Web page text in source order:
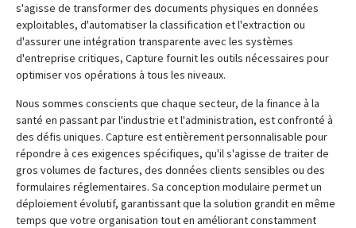
s'agisse de transformer des documents physiques en données
exploitables, d'automatiser la classification et l'extraction ou
d'assurer une intégration transparente avec les systèmes
d'entreprise critiques, Capture fournit les outils nécessaires pour
optimiser vos opérations à tous les niveaux.
Nous sommes conscients que chaque secteur, de la finance à la
santé en passant par l'industrie et l'administration, est confronté à
des défis uniques. Capture est entièrement personnalisable pour
répondre à ces exigences spécifiques, qu'il s'agisse de traiter de
gros volumes de factures, des données clients sensibles ou des
formulaires réglementaires. Sa conception modulaire permet un
déploiement évolutif, garantissant que la solution grandit en même
temps que votre organisation tout en améliorant constamment